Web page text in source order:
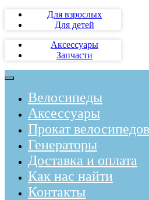
Для взрослых
Для детей
Аксессуары
Запчасти
Велосипеды
Аксессуары
Прокат велосипедов
Генераторы
Доставка и оплата
Как нас найти
Контакты